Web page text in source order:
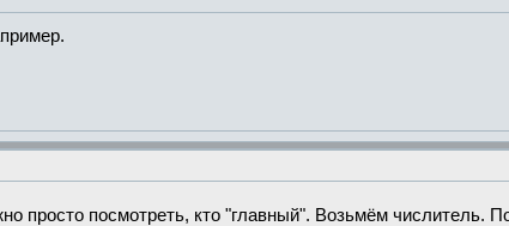
просто посмотреть, кто "главный". Возьмём числитель.